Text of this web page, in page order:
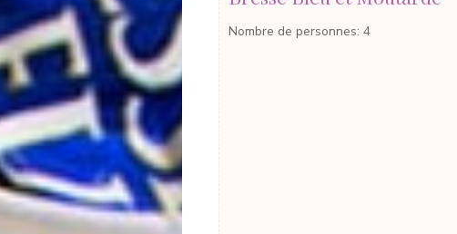
Nombre de personnes: 4